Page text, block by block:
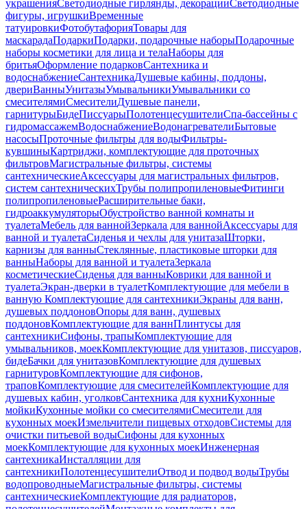
украшенияСветодиодные гирлянды, декорацииСветодиодные
фигуры, игрушкиВременные
татуировкиФотобутафорияТовары для
маскарадаПодаркиПодарки, подарочные наборыПодарочные
наборы косметики для лица и телаНаборы для
бритьяОформление подарковСантехника и
водоснабжениеСантехникаДушевые кабины, поддоны,
двериВанныУнитазыУмывальникиУмывальники со
смесителямиСмесителиДушевые панели,
гарнитурыБидеПиссуарыПолотенцесушителиСпа-бассейны с
гидромассажемВодоснабжениеВодонагревателиБытовые
насосыПроточные фильтры для водыФильтры-
кувшиныКартриджи, комплектующие для проточных
фильтровМагистральные фильтры, системы
сантехническиеАксессуары для магистральных фильтров,
систем сантехническихТрубы полипропиленовыеФитинги
полипропиленовыеРасширительные баки,
гидроаккумуляторыОбустройство ванной комнаты и
туалетаМебель для ваннойЗеркала для ваннойАксессуары для
ванной и туалетаСиденья и чехлы для унитазаШторки,
карнизы для ванныСтеклянные, пластиковые шторки для
ванныНаборы для ванной и туалетаЗеркала
косметическиеСиденья для ванныКоврики для ванной и
туалетаЭкран-дверки в туалетКомплектующие для мебели в
ванную Комплектующие для сантехникиЭкраны для ванн,
душевых поддоновОпоры для ванн, душевых
поддоновКомплектующие для ваннПлинтусы для
сантехникиСифоны, трапыКомплектующие для
умывальников, моекКомплектующие для унитазов, писсуаров,
бидеБачки для унитазовКомплектующие для душевых
гарнитуровКомплектующие для сифонов,
траповКомплектующие для смесителейКомплектующие для
душевых кабин, уголковСантехника для кухниКухонные
мойкиКухонные мойки со смесителямиСмесители для
кухонных моекИзмельчители пищевых отходовСистемы для
очистки питьевой водыСифоны для кухонных
моекКомплектующие для кухонных моекИнженерная
сантехникаИнсталляции для
сантехникиПолотенцесушителиОтвод и подвод водыТрубы
водопроводныеМагистральные фильтры, системы
сантехническиеКомплектующие для радиаторов,